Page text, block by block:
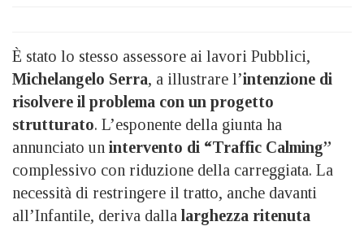
È stato lo stesso assessore ai lavori Pubblici,
Michelangelo Serra, a illustrare l’intenzione di
risolvere il problema con un progetto
strutturato. L’esponente della giunta ha
annunciato un intervento di “Traffic Calming”
complessivo con riduzione della carreggiata. La
necessità di restringere il tratto, anche davanti
all’Infantile, deriva dalla larghezza ritenuta